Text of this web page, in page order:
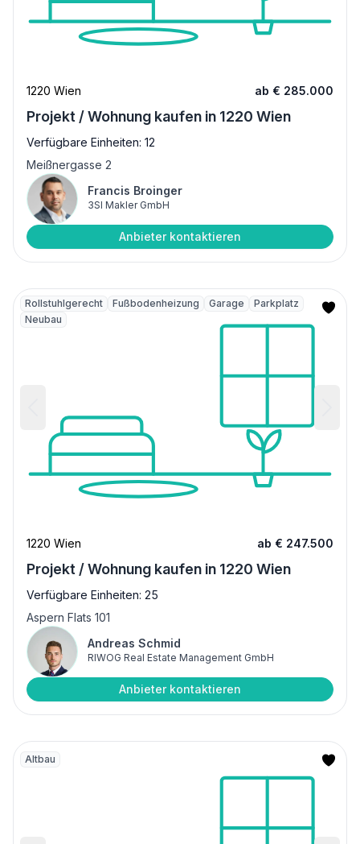
1220 Wien ab € 285.000
Projekt / Wohnung kaufen in 1220 Wien
Verfügbare Einheiten: 12
Meißnergasse 2
Francis Broinger
3SI Makler GmbH
Anbieter kontaktieren
Rollstuhlgerecht Fußbodenheizung Garage
Parkplatz
Neubau
1220 Wien ab € 247.500
Projekt / Wohnung kaufen in 1220 Wien
Verfügbare Einheiten: 25
Aspern Flats 101
Andreas Schmid
RIWOG Real Estate Management GmbH
Anbieter kontaktieren
Altbau